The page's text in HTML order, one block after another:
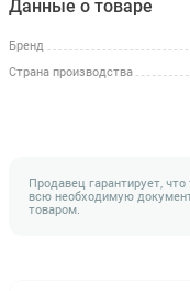
Данные о товаре
Бренд
Страна производства
Продавец гарантирует,
всю необходимую
товаром.